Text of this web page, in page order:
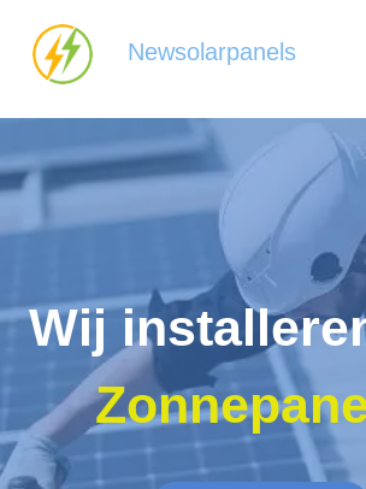
Newsolarpanels
Wij